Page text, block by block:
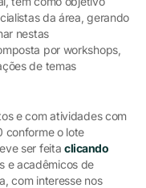
da área, gerando
nestas
por workshops,
de temas
e com atividades com
conforme o lote
ser feitaclicando
e acadêmicos de
com interesse nos